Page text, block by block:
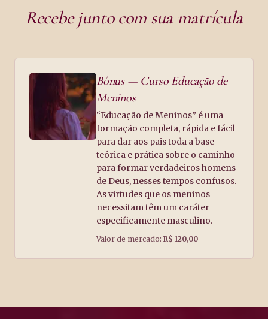
Recebe junto com sua matrícula
Bônus — Curso Educação de
Meninos
“Educação de Meninos” é uma
formação completa, rápida e fácil
para dar aos pais toda a base
teórica e prática sobre o caminho
para formar verdadeiros homens
de Deus, nesses tempos confusos.
As virtudes que os meninos
necessitam têm um caráter
especificamente masculino.
Valor de mercado: R$ 120,00